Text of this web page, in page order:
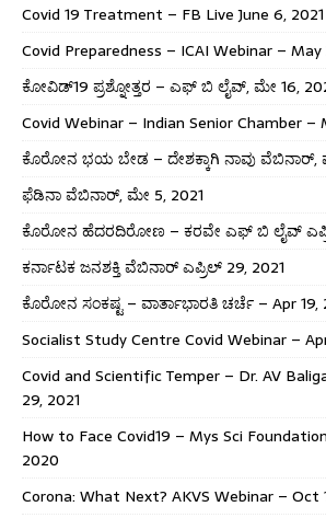
Covid 19 Treatment – FB Live June 6, 2021
Covid Preparedness – ICAI Webinar – May
ಕೋವಿಡ್19 ಪ್ರಶ್ನೋತ್ತರ – ಎಫ್ ಬಿ ಲೈವ್, ಮೇ 16,
Covid Webinar – Indian Senior Chamber –
ಕೊರೋನ ಭಯ ಬೇಡ – ದೇಶಕ್ಕಾಗಿ ನಾವು ವೆಬಿನಾರ್,
ಫೆಡಿನಾ ವೆಬಿನಾರ್, ಮೇ 5, 2021
ಕೊರೋನ ಹೆದರದಿರೋಣ – ಕರವೇ ಎಫ್ ಬಿ ಲೈವ್
ಕರ್ನಾಟಕ ಜನಶಕ್ತಿ ವೆಬಿನಾರ್ ಎಪ್ರಿಲ್ 29, 2021
ಕೊರೋನ ಸಂಕಷ್ಟ – ವಾರ್ತಾಭಾರತಿ ಚರ್ಚೆ – Apr 19,
Socialist Study Centre Covid Webinar –
Covid and Scientific Temper – Dr. AV
29, 2021
How to Face Covid19 – Mys Sci
2020
Corona: What Next? AKVS Webinar – Oct